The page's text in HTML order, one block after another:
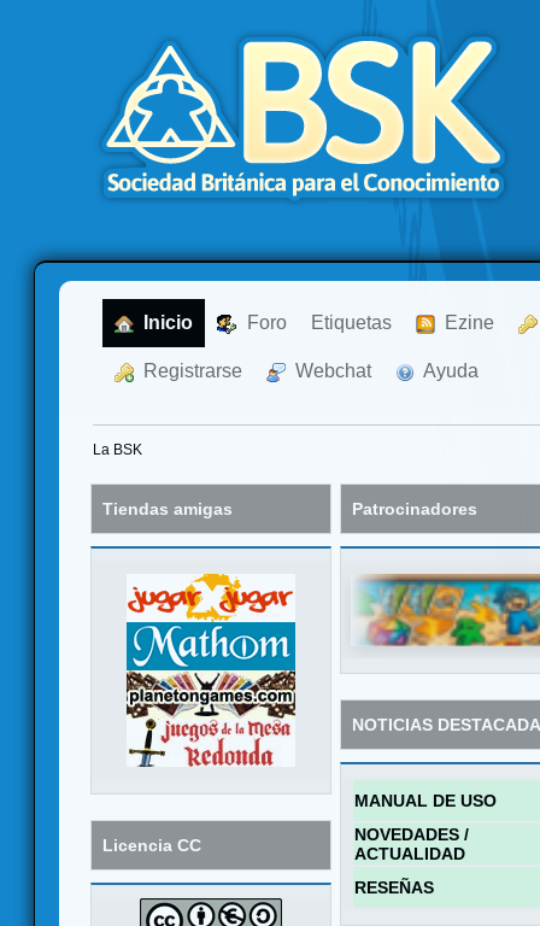
Inicio Foro Etiquetas Ezine
Registrarse Webchat Ayuda
La BSK
Tiendas amigas
Licencia CC
Patrocinadores
NOTICIAS
MANUAL DE USO
NOVEDADES /
ACTUALIDAD
RESEÑAS